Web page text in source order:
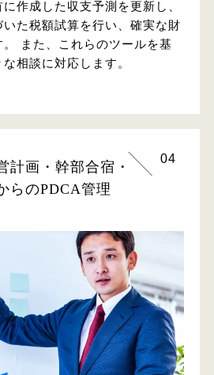
作成した収支予測を更新し、
た税額試算を行い、確実な財
また、これらのツールを基
な相談に対応します。
04
計画・幹部合宿・
らのPDCA管理